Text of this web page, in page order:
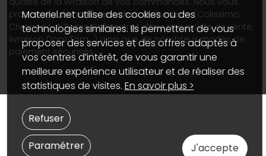
proposons de nombreux choix de livraison (Colissimo,
Chronopost, Relais Colis, retrait dans nos points de vente,
livraison Dom Tom...) ainsi que de nombreux modes de
paiement sécurisés.
Materiel.net utilise des cookies ou des
technologies similaires. Ils permettent de vous
proposer des services et des offres adaptés à
vos centres d’intérêt, de vous garantir une
meilleure expérience utilisateur et de réaliser des
statistiques de visites. En savoir plus >
J'accepte
Paramétrer
Refuser